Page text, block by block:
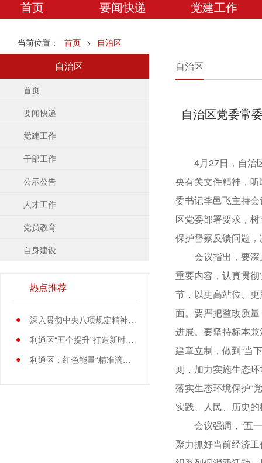
首页 要闻快递 党建工作
当前位置： 首页 > 自治区
自治区
首页
要闻快递
党建工作
干部工作
公示公告
人才工作
党员教育
自身建设
热点推荐
●
深入贯彻中央八项规定精神学习教育中央指导组暨中央层面工作专班总结会议召开
●
利通区“五个提升”打造新时代党员先锋队伍
●
利通区：红色能量“精准滴灌”基层党员
自治区
4月27日，自治区
央有关文件精神，
委书记李邑飞主持
区党委部署要求，
保护督察反馈问题
会议指出，要深
重要内容，认真贯
节，以更高站位、
面。要严把整改质
进展。要坚持标本
建章立制，做到“当
则，加力实施生态
落实生态环境保护“
实践、人民、历史
会议强调，“五一
聚力抓好当前经济